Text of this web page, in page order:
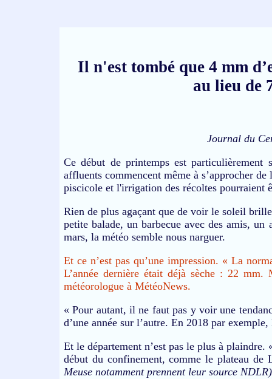
Il n'est tombé que 4 mm
au lieu de
Journal du
Ce début de printemps est particulièrement
affluents commencent même à s’approcher
piscicole et l'irrigation des récoltes pourraient
Rien de plus agaçant que de voir le soleil
petite balade, un barbecue avec des amis,
mars, la météo semble nous narguer.
Et ce n’est pas qu’une impression. « La
L’année dernière était déjà sèche : 22
météorologue à MétéoNews.
« Pour autant, il ne faut pas y voir une
d’une année sur l’autre. En 2018 par
Et le département n’est pas le plus à
début du confinement, comme le plateau de
Meuse notamment prennent leur source NDLR)